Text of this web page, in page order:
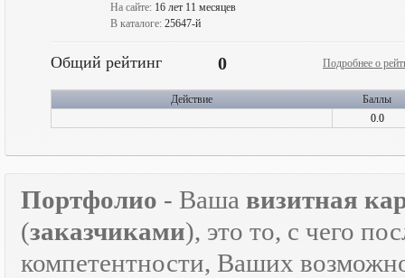
На сайте: 16 лет 11 месяцев
В каталоге: 25647-й
Общий рейтинг 0 Подробнее о
Действие
Баллы
0.0
Портфолио - Ваша визитная
(заказчиками), это то, с чего
компетентности, Ваших